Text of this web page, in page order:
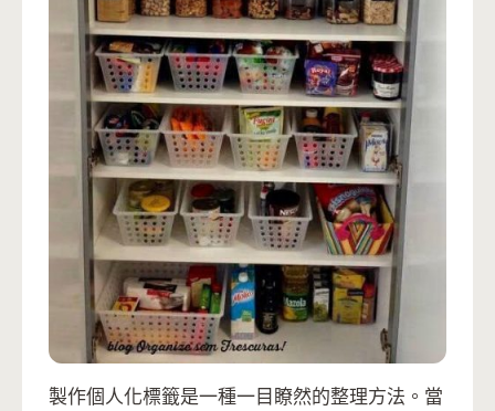
製作個人化標籤是一種一目瞭然的整理方法。當